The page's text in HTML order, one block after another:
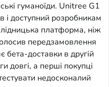
гуманоїди. Unitree G1
і доступний розробникам
платформа, ніж
передзамовлення
бета-доставки в другій
довгі, а перші покупці
недосконалий